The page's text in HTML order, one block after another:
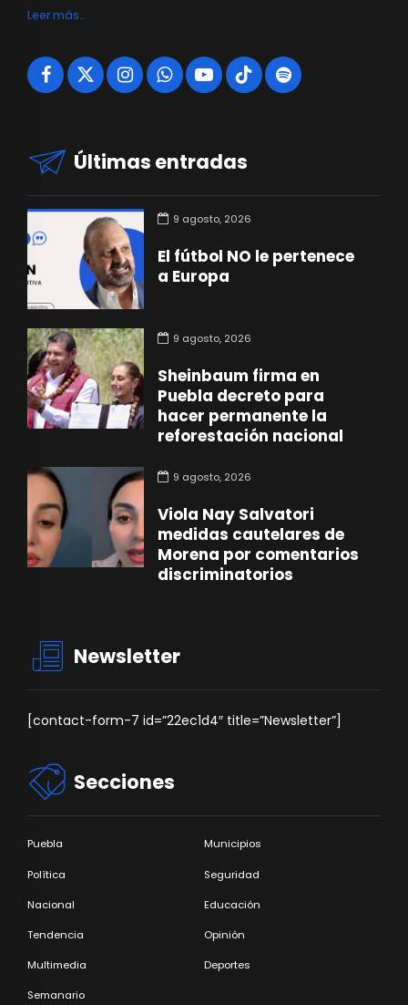
Leer más…
Últimas entradas
9 agosto, 2026
El fútbol NO le pertenece
a Europa
9 agosto, 2026
Sheinbaum firma en
Puebla decreto para
hacer permanente la
reforestación nacional
9 agosto, 2026
Viola Nay Salvatori
medidas cautelares de
Morena por comentarios
discriminatorios
Newsletter
[contact-form-7 id=”22ec1d4″ title=”Newsletter”]
Secciones
Puebla Municipios
Política Seguridad
Nacional Educación
Tendencia Opinión
Multimedia Deportes
Semanario